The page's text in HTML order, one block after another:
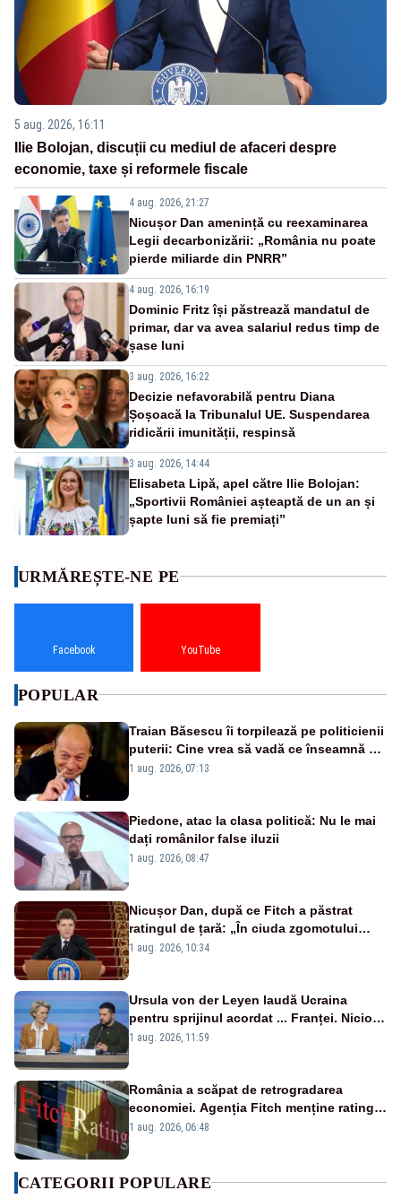
5 aug. 2026, 16:11
Ilie Bolojan, discuții cu mediul de afaceri despre
economie, taxe și reformele fiscale
4 aug. 2026, 21:27
Nicușor Dan amenință cu reexaminarea
Legii decarbonizării: „România nu poate
pierde miliarde din PNRR”
4 aug. 2026, 16:19
Dominic Fritz își păstrează mandatul de
primar, dar va avea salariul redus timp de
șase luni
3 aug. 2026, 16:22
Decizie nefavorabilă pentru Diana
Șoșoacă la Tribunalul UE. Suspendarea
ridicării imunității, respinsă
3 aug. 2026, 14:44
Elisabeta Lipă, apel către Ilie Bolojan:
„Sportivii României așteaptă de un an și
șapte luni să fie premiați”
URMĂREȘTE-NE PE
Facebook YouTube
POPULAR
Traian Băsescu îi torpilează pe politicienii
puterii: Cine vrea să vadă ce înseamnă să
fii prost, se uită la România
1 aug. 2026, 07:13
Piedone, atac la clasa politică: Nu le mai
dați românilor false iluzii
1 aug. 2026, 08:47
Nicușor Dan, după ce Fitch a păstrat
ratingul de țară: „În ciuda zgomotului
politic, România funcționează”
1 aug. 2026, 10:34
Ursula von der Leyen laudă Ucraina
pentru sprijinul acordat ... Franței. Nicio
reacție privind ajutorul energetic promis
1 aug. 2026, 11:59
România a scăpat de retrogradarea
economiei. Agenția Fitch menține ratingul
„BBB-” cu perspectivă negativă
1 aug. 2026, 06:48
CATEGORII POPULARE